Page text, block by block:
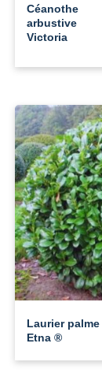
Céanothe
arbustive
Victoria
Laurier palme
Etna ®